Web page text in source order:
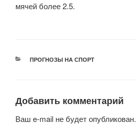
мячей более 2.5.
РУБРИКИ
ПРОГНОЗЫ НА СПОРТ
Добавить комментарий
Ваш e-mail не будет опубликован.